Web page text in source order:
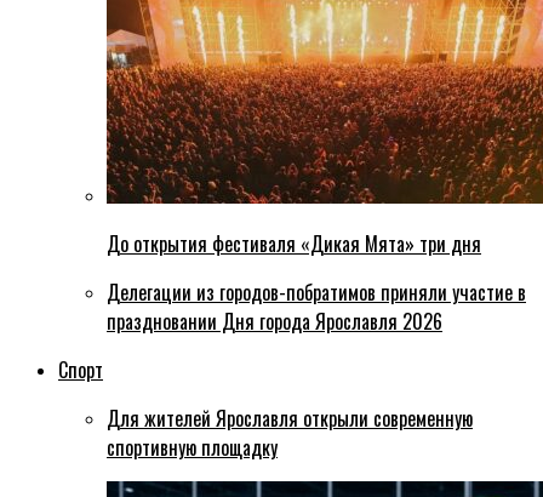
До открытия фестиваля «Дикая Мята» три дня
Делегации из городов-побратимов приняли участие в
праздновании Дня города Ярославля 2026
Спорт
Для жителей Ярославля открыли современную
спортивную площадку